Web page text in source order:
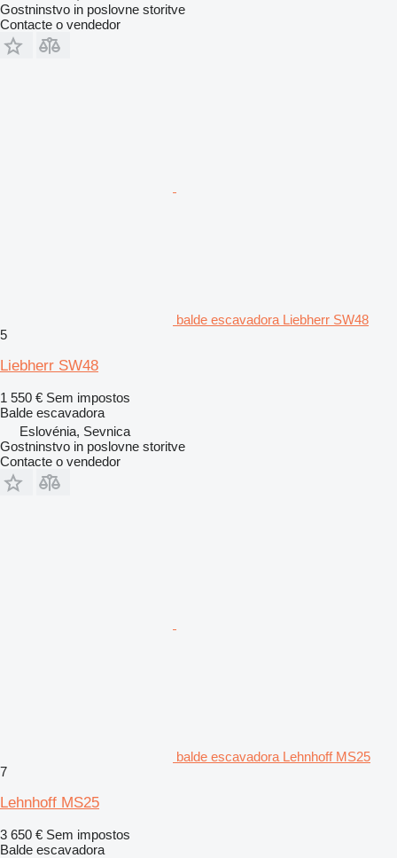
Gostninstvo in poslovne storitve
Contacte o vendedor
balde escavadora Liebherr SW48
5
Liebherr SW48
1 550 € Sem impostos
Balde escavadora
Eslovénia, Sevnica
Gostninstvo in poslovne storitve
Contacte o vendedor
balde escavadora Lehnhoff MS25
7
Lehnhoff MS25
3 650 € Sem impostos
Balde escavadora